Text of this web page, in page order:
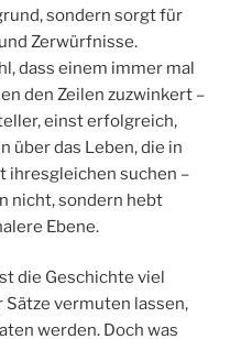
sondern sorgt für
Zerwürfnisse.
dass einem immer mal
den Zeilen zuzwinkert –
einst erfolgreich,
über das Leben, die in
ihresgleichen suchen –
nicht, sondern hebt
Ebene.
die Geschichte viel
Sätze vermuten lassen,
werden. Doch was